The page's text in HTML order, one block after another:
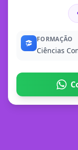
FORMAÇÃO
Ciências